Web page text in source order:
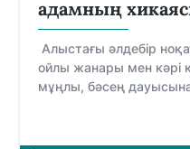
адамның
Алыстағы әлдебір
ойлы жанары мен кәрі
мұңлы, бәсең